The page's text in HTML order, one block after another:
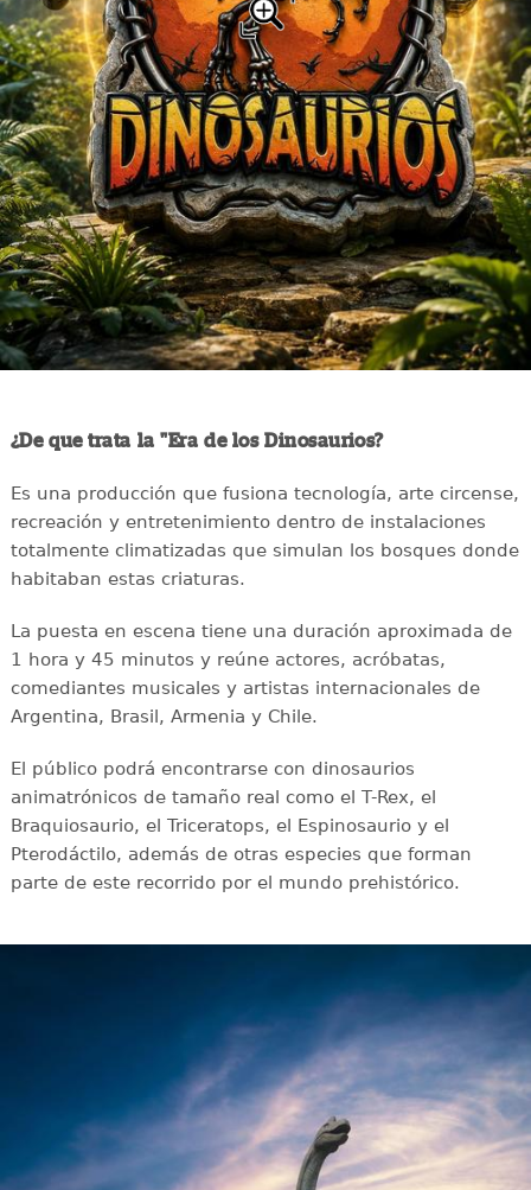
¿De que trata la "Era de los Dinosaurios?
Es una producción que fusiona tecnología, arte circense,
recreación y entretenimiento dentro de instalaciones
totalmente climatizadas que simulan los bosques donde
habitaban estas criaturas.
La puesta en escena tiene una duración aproximada de
1 hora y 45 minutos y reúne actores, acróbatas,
comediantes musicales y artistas internacionales de
Argentina, Brasil, Armenia y Chile.
El público podrá encontrarse con dinosaurios
animatrónicos de tamaño real como el T-Rex, el
Braquiosaurio, el Triceratops, el Espinosaurio y el
Pterodáctilo, además de otras especies que forman
parte de este recorrido por el mundo prehistórico.